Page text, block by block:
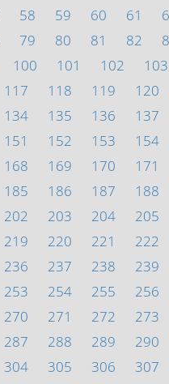
58 59 60 61
79 80 81 82
100 101 102 103
117 118 119 120
134 135 136 137
151 152 153 154
168 169 170 171
185 186 187 188
202 203 204 205
219 220 221 222
236 237 238 239
253 254 255 256
270 271 272 273
287 288 289 290
304 305 306 307